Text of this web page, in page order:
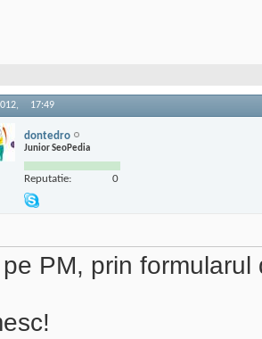
17:49
dontedro
Junior SeoPedia
Reputatie: 0
PM, prin